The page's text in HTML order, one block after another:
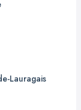
Lauragais